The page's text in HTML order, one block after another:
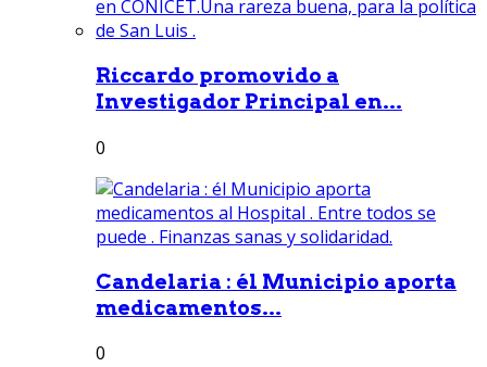
Riccardo promovido a
Investigador Principal en...
0
Candelaria : él Municipio aporta
medicamentos...
0